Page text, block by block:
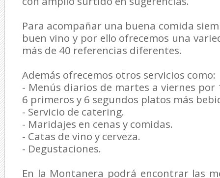
Para acompañar una buena comida
buen vino y por ello ofrecemos una
más de 40 referencias diferentes.
Además ofrecemos otros servicios como:
- Menús diarios de martes a viernes por
6 primeros y 6 segundos platos más
- Servicio de catering.
- Maridajes en cenas y comidas.
- Catas de vino y cerveza.
- Degustaciones.
En la Montanera podrá encontrar las